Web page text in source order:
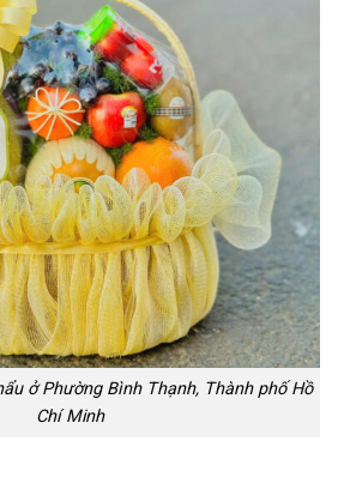
ở Phường Bình Thạnh, Thành phố Hồ
Chí Minh